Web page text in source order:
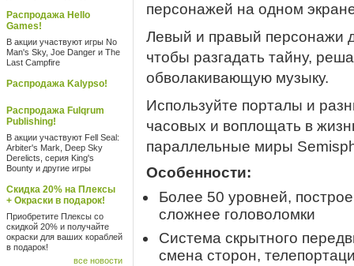
Распродажа Hello
Games!
В акции участвуют игры No
Man's Sky, Joe Danger и The
Last Campfire
Распродажа Kalypso!
Распродажа Fulqrum
Publishing!
В акции участвуют Fell Seal:
Arbiter's Mark, Deep Sky
Derelicts, серия King's
Bounty и другие игры
Скидка 20% на Плексы
+ Окраски в подарок!
Приобретите Плексы со
скидкой 20% и получайте
окраски для ваших кораблей
в подарок!
все новости
персонажей на одном
Левый и правый персонажи
чтобы разгадать тайну,
обволакивающую музыку.
Используйте порталы и
часовых и воплощать в
параллельные миры
Особенности:
Более 50 уровней,
сложнее головоломки
Система скрытного
смена сторон,